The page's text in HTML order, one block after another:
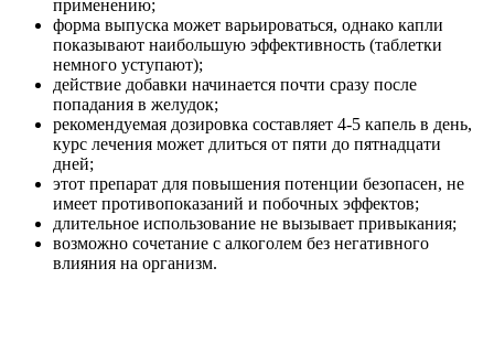
применению;
форма выпуска может варьироваться, однако капли
показывают наибольшую эффективность (таблетки
немного уступают);
действие добавки начинается почти сразу после
попадания в желудок;
рекомендуемая дозировка составляет 4-5 капель в день,
курс лечения может длиться от пяти до пятнадцати
дней;
этот препарат для повышения потенции безопасен, не
имеет противопоказаний и побочных эффектов;
длительное использование не вызывает привыкания;
возможно сочетание с алкоголем без негативного
влияния на организм.